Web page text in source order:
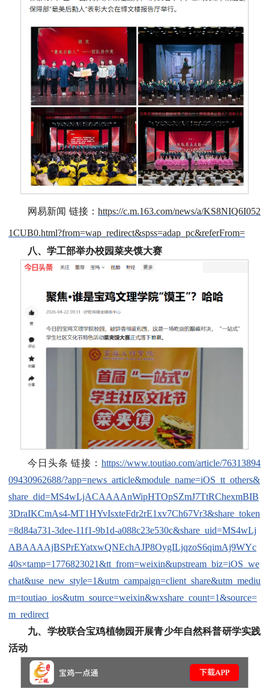
网易新闻 链接： https://c.m.163.com/news/a/KS8NIQ6I052
1CUB0.html?from=wap_redirect&spss=adap_pc&referFrom=
八、学工部举办校园菜夹馍大赛
今日头条 链接： https://www.toutiao.com/article/76313894
09430962688/?app=news_article&module_name=iOS_tt_others&
share_did=MS4wLjACAAAAnWipHTOpSZmJ7TtRChexmBIB
3DraIKCmAs4-MT1HYvIsxteFdr2rE1xv7Ch67Vr3&share_token
=8d84a731-3dee-11f1-9b1d-a088c23e530c&share_uid=MS4wLj
ABAAAAjBSPrEYatxwQNEchAJP8OygILjqzoS6qimAj9WYc
40s×tamp=1776823021&tt_from=weixin&upstream_biz=iOS_we
chat&use_new_style=1&utm_campaign=client_share&utm_mediu
m=toutiao_ios&utm_source=weixin&wxshare_count=1&source=
m_redirect
九、学校联合宝鸡植物园开展青少年自然科普研学实践
活动